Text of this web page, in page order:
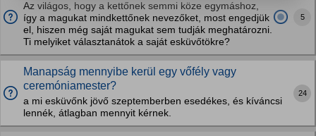
Az világos, hogy a kettőnek semmi köze egymáshoz,
így a magukat mindkettőnek nevezőket, most engedjük
el, hiszen még saját magukat sem tudják meghatározni.
Ti melyiket választanátok a saját esküvőtökre?
5
Manapság mennyibe kerül egy vőfély vagy
ceremóniamester?
a mi esküvőnk jövő szeptemberben esedékes, és kíváncsi
lennék, átlagban mennyit kérnek.
24